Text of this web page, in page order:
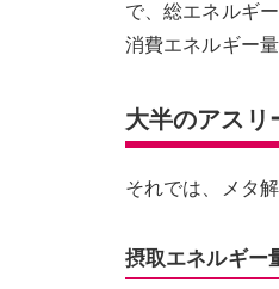
で、総エネルギ
消費エネルギー
大半のアスリ
それでは、メタ
摂取エネルギー